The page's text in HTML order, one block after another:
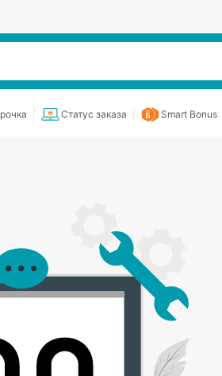
Статус заказа Smart Bonus